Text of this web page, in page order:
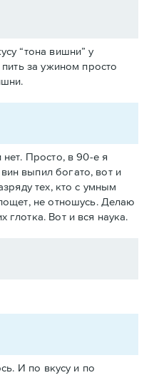
“тона вишни” у
за ужином просто
нет. Просто, в 90-е я
выпил богато, вот и
тех, кто с умным
не отношусь. Делаю
глотка. Вот и вся наука.
И по вкусу и по